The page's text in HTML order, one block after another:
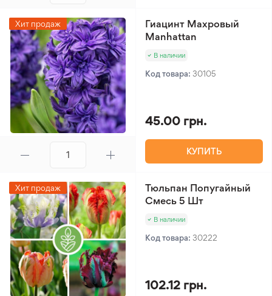
Хит продаж
Гиацинт Махровый
Manhattan
В наличии
Код товара: 30105
45.00 грн.
КУПИТЬ
Хит продаж
Тюльпан Попугайный
Смесь 5 Шт
В наличии
Код товара: 30222
102.12 грн.